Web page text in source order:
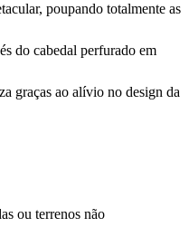
poupando totalmente as
do cabedal perfurado em
graças ao alívio no design da
ou terrenos não